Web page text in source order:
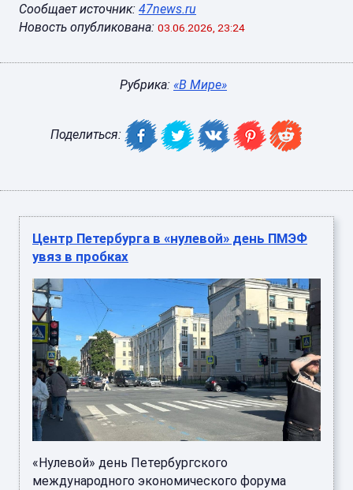
Сообщает источник: 47news.ru
Новость опубликована: 03.06.2026, 23:24
Рубрика: «В Мире»
Поделиться:
Центр Петербурга в «нулевой» день ПМЭФ
увяз в пробках
«Нулевой» день Петербургского
международного экономического форума